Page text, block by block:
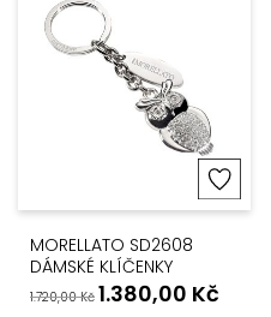
MORELLATO SD2608
DÁMSKÉ KLÍČENKY
1.720,00Kč 1.380,00 Kč